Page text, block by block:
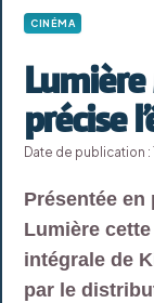
CINÉMA
Lumière
précise
Date de publication :
Présentée en
Lumière
intégrale de
par le